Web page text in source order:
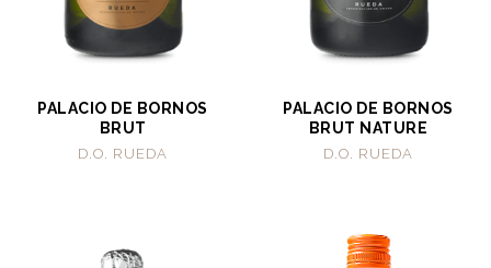
PALACIO DE BORNOS
BRUT
D.O. RUEDA
PALACIO DE BORNOS
BRUT NATURE
D.O. RUEDA